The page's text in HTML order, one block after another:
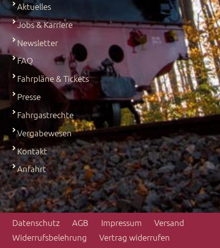
Aktuelles
Jobs & Karriere
Newsletter
FAQ
Fahrpläne & Tickets
Presse
Fahrgastrechte
Vergabewesen
Kontakt
Anfahrt
Datenschutz AGB Impressum
Versand
Widerrufs­belehrung
Vertrag widerrufen